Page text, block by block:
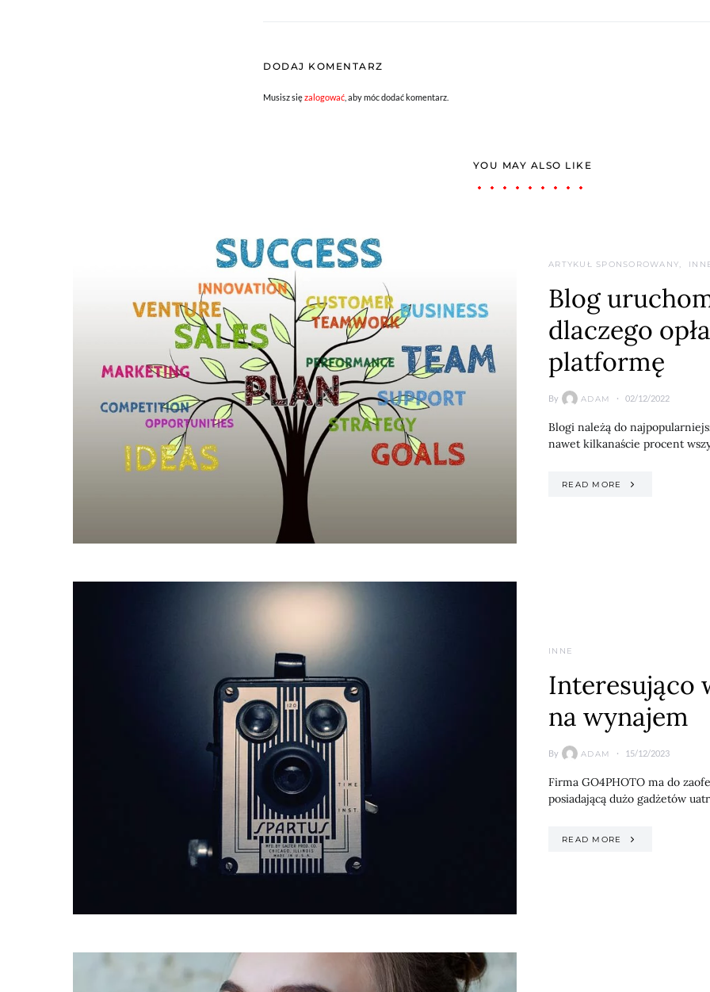
DODAJ KOMENTARZ
Musisz sięzalogować , aby móc dodać komentarz.
YOU MAY ALSO LIKE
ARTYKUŁ SPONSOROWANY
Blog
dlaczego
platformę
By ADAM 02/12/2022
Blogi należą do
nawet kilkanaście procent
READ MORE
INNE
Interesująco
na wynajem
By ADAM 15/12/2023
Firma GO4PHOTO ma do
posiadającą dużo gadżetów
READ MORE